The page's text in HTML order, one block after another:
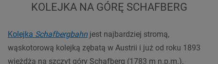
KOLEJKA NA GÓRĘ SCHAFBERG
Kolejka Schafbergbahnjest najbardziej stromą,
wąskotorową kolejką zębatą w Austrii i już od roku 1893
wjeżdża na szczyt góry Schafberg (1783 m n.p.m.),